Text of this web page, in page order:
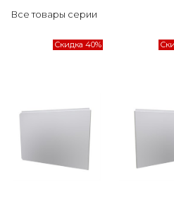
Все товары серии
Скидка 40%